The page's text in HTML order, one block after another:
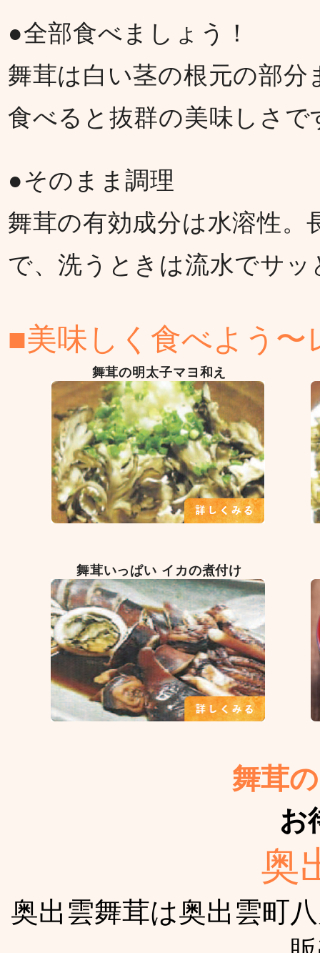
●全部食べましょう！
舞茸は白い茎の根元の部
食べると抜群の美味しさで
●そのまま調理
舞茸の有効成分は水溶性
で、洗うときは流水でサ
■美味しく食べよう〜
舞茸の明太子マヨ和え
舞茸いっぱい イカの煮付け
舞茸
お
奥
奥出雲舞茸は奥出雲町